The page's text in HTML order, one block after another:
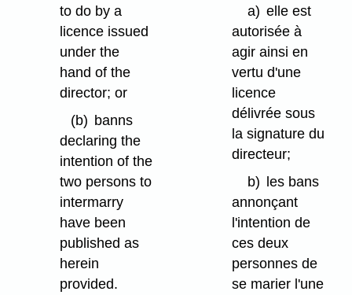
to do by a
licence issued
under the
hand of the
director; or
(b) banns
declaring the
intention of the
two persons to
intermarry
have been
published as
herein
provided.
a) elle est
autorisée à
agir ainsi en
vertu d'une
licence
délivrée sous
la signature du
directeur;
b)
les bans
annonçant
l'intention de
ces deux
personnes de
se marier l'une